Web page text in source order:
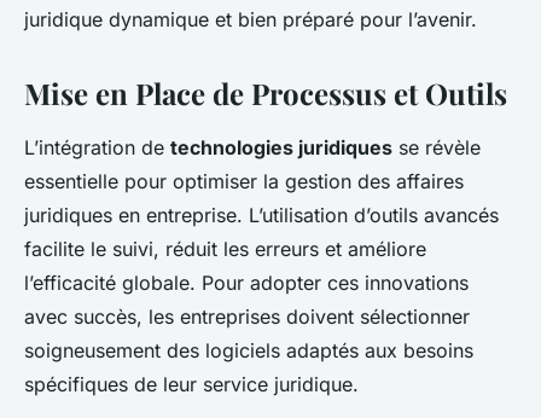
juridique dynamique et bien préparé pour l’avenir.
Mise en Place de Processus et Outils
L’intégration de technologies juridiques se révèle
essentielle pour optimiser la gestion des affaires
juridiques en entreprise. L’utilisation d’outils avancés
facilite le suivi, réduit les erreurs et améliore
l’efficacité globale. Pour adopter ces innovations
avec succès, les entreprises doivent sélectionner
soigneusement des logiciels adaptés aux besoins
spécifiques de leur service juridique.